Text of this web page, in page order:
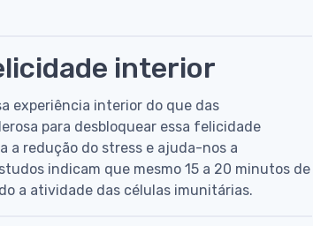
interior
experiência interior do que das
para desbloquear essa felicidade
a redução do stress e ajuda-nos a
indicam que mesmo 15 a 20 minutos de
a atividade das células imunitárias.